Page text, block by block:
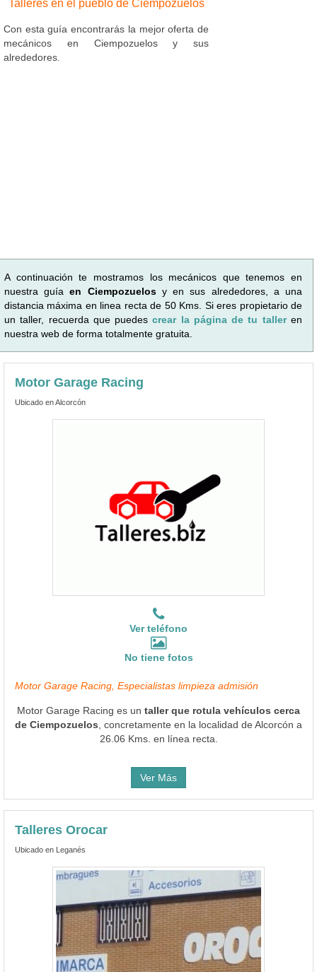
Talleres en el pueblo de Ciempozuelos
Con esta guía encontrarás la mejor oferta de
mecánicos en Ciempozuelos y sus
alrededores.
A continuación te mostramos los mecánicos que tenemos en
nuestra guíaen Ciempozuelosy en sus alrededores, a una
distancia máxima en linea recta de 50 Kms. Si eres propietario de
un taller, recuerda que puedescrear la página de tu talleren
nuestra web de forma totalmente gratuita.
Motor Garage Racing
Ubicado en Alcorcón
Ver teléfono
No tiene fotos
Motor Garage Racing, Especialistas limpieza admisión
Motor Garage Racing es un taller que rotula vehículos cerca
de Ciempozuelos , concretamente en la localidad de Alcorcón a
26.06 Kms. en línea recta.
Ver Más
Talleres Orocar
Ubicado en Leganés